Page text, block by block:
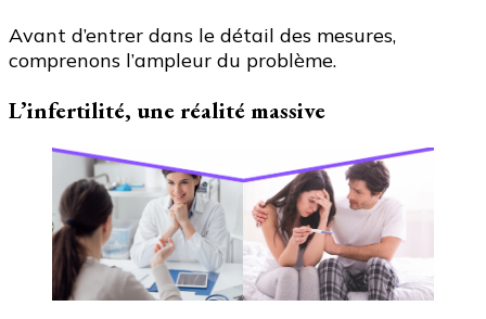
Avant d’entrer dans le détail des mesures,
comprenons l’ampleur du problème.
L’infertilité, une réalité massive